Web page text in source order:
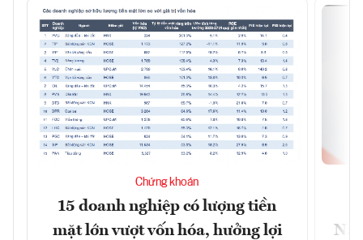
Chứng khoán
15 doanh nghiệp có lượng tiền
mặt lớn vượt vốn hóa, hưởng lợi